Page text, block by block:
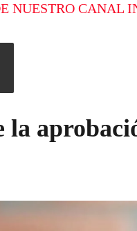
NUESTRO CANAL